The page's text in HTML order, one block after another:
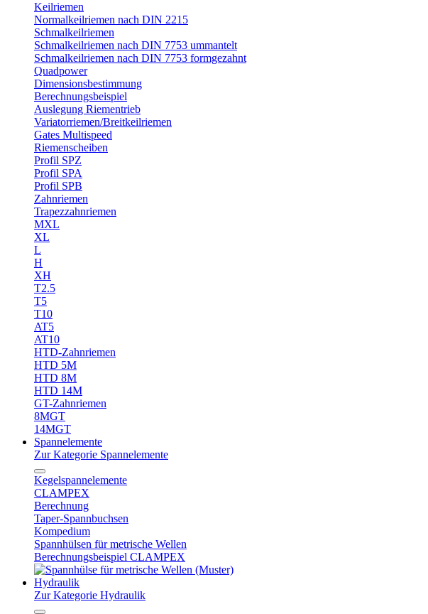
Keilriemen
Normalkeilriemen nach DIN 2215
Schmalkeilriemen
Schmalkeilriemen nach DIN 7753 ummantelt
Schmalkeilriemen nach DIN 7753 formgezahnt
Quadpower
Dimensionsbestimmung
Berechnungsbeispiel
Auslegung Riementrieb
Variatorriemen/Breitkeilriemen
Gates Multispeed
Riemenscheiben
Profil SPZ
Profil SPA
Profil SPB
Zahnriemen
Trapezzahnriemen
MXL
XL
L
H
XH
T2.5
T5
T10
AT5
AT10
HTD-Zahnriemen
HTD 5M
HTD 8M
HTD 14M
GT-Zahnriemen
8MGT
14MGT
Spannelemente
Zur Kategorie Spannelemente
Kegelspannelemente
CLAMPEX
Berechnung
Taper-Spannbuchsen
Kompedium
Spannhülsen für metrische Wellen
Berechnungsbeispiel CLAMPEX
Hydraulik
Zur Kategorie Hydraulik